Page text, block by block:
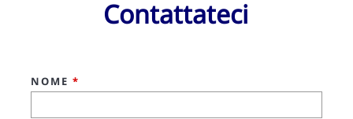
Contattateci
NOME *